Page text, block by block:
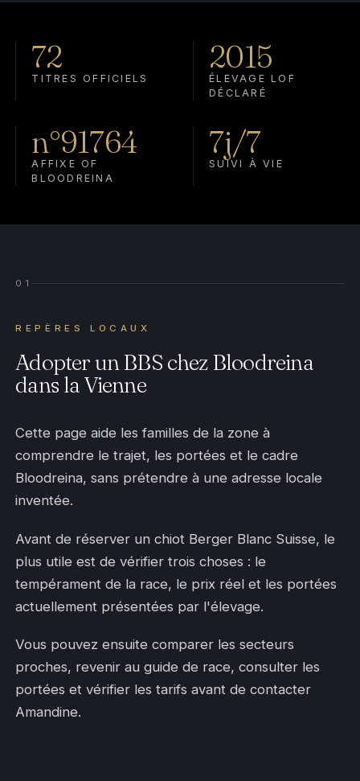
72
TITRES OFFICIELS
2015
ÉLEVAGE LOF
DÉCLARÉ
n°91764
AFFIXE OF
BLOODREINA
7j/7
SUIVI À VIE
01
REPÈRES LOCAUX
Adopter un BBS chez Bloodreina
dans la Vienne
Cette page aide les familles de la zone à
comprendre le trajet, les portées et le cadre
Bloodreina, sans prétendre à une adresse locale
inventée.
Avant de réserver un chiot Berger Blanc Suisse, le
plus utile est de vérifier trois choses : le
tempérament de la race, le prix réel et les portées
actuellement présentées par l'élevage.
Vous pouvez ensuite comparer les secteurs
proches, revenir au guide de race, consulter les
portées et vérifier les tarifs avant de contacter
Amandine.